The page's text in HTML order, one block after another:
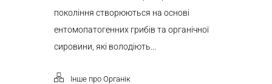
покоління створюються на основі
ентомопатогенних грибів та органічної
сировини, які володіють...
Інше про Органік